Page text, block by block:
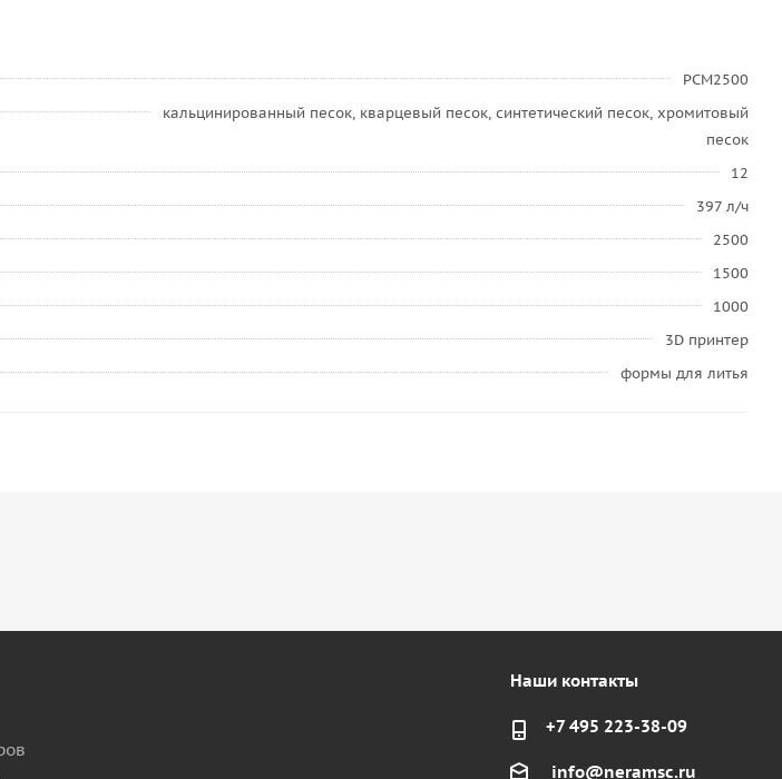
PCM2500
кальцинированный песок, кварцевый песок, синтетический песок, хромитовый
песок
12
397 л/ч
2500
1500
1000
3D принтер
формы для литья
Наши контакты
+7 495 223-38-09
info@neramsc.ru